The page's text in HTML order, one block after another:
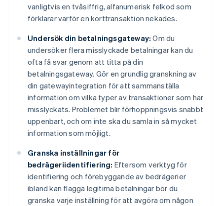
vanligtvis en tvåsiffrig, alfanumerisk felkod som
förklarar varför en korttransaktion nekades.
Undersök din betalningsgateway: Om du
undersöker flera misslyckade betalningar kan du
ofta få svar genom att titta på din
betalningsgateway. Gör en grundlig granskning av
din gatewayintegration för att sammanställa
information om vilka typer av transaktioner som har
misslyckats. Problemet blir förhoppningsvis snabbt
uppenbart, och om inte ska du samla in så mycket
information som möjligt.
Granska inställningar för
bedrägeriidentifiering: Eftersom verktyg för
identifiering och förebyggande av bedrägerier
ibland kan flagga legitima betalningar bör du
granska varje inställning för att avgöra om någon